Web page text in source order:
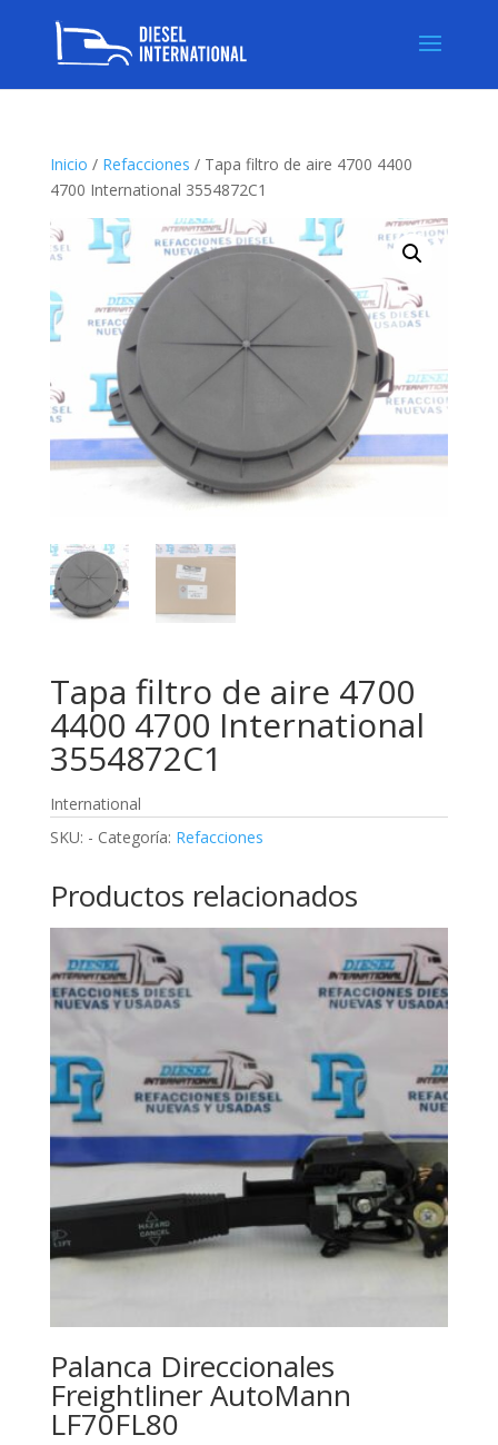
Inicio / Refacciones / Tapa filtro de aire 4700 4400
4700 International 3554872C1
Tapa filtro de aire 4700
4400 4700 International
3554872C1
International
SKU: - Categoría: Refacciones
Productos relacionados
Palanca Direccionales
Freightliner AutoMann
LF70FL80